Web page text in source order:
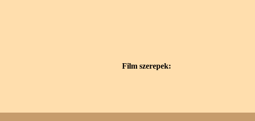
Film szerepek: